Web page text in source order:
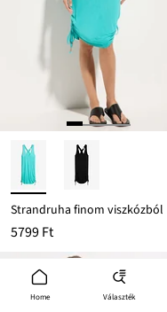
Home Választék
Strandruha finom viszkózból
5799 Ft